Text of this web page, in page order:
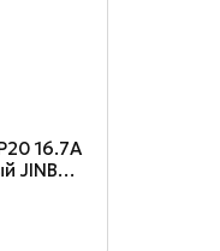
16.7A
JINBO